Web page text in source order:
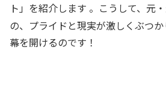
ト」を紹介します 。こうして、元
の、プライドと現実が激しくぶつ
幕を開けるのです！